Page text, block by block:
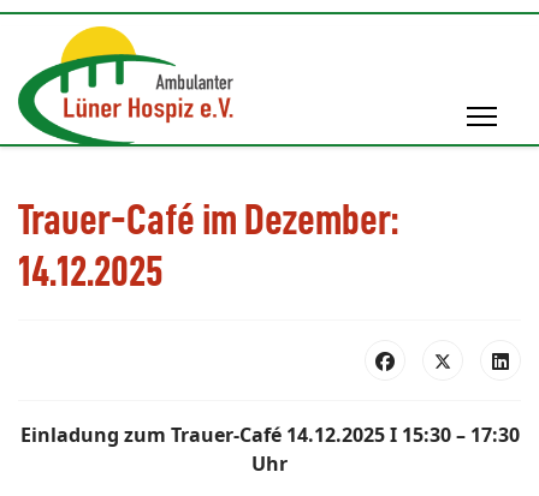
Trauer-Café im Dezember:
14.12.2025
Einladung zum Trauer-Café 14.12.2025 I 15:30 – 17:30
Uhr